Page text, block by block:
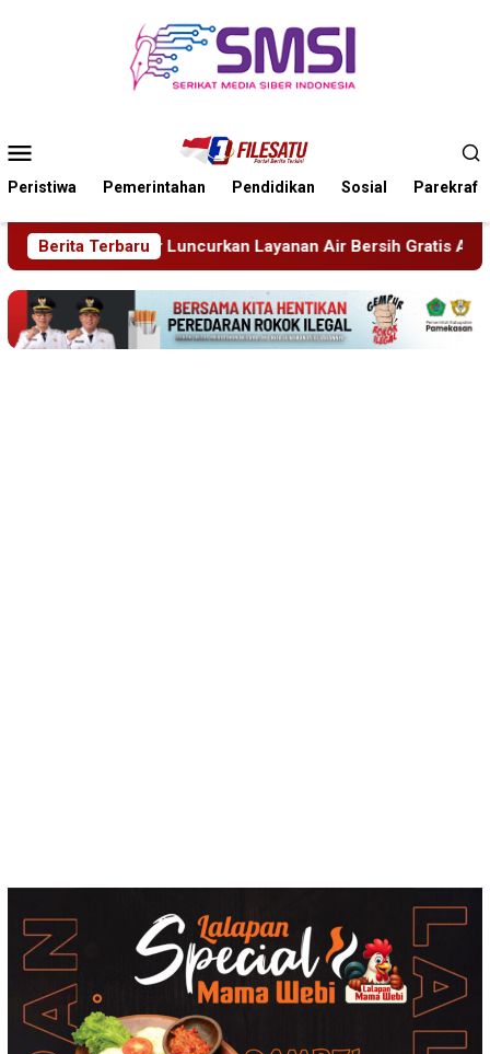
Mobile
Peristiwa Pemerintahan Pendidikan Sosial Parekraf
Berita Terbaru
Layanan Air Bersih Gratis Atasi Krisis Kemarau